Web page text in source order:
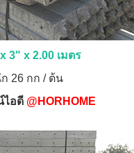
3" x 2.00 เมตร
26 กก / ต้น
ไอดี @HORHOME